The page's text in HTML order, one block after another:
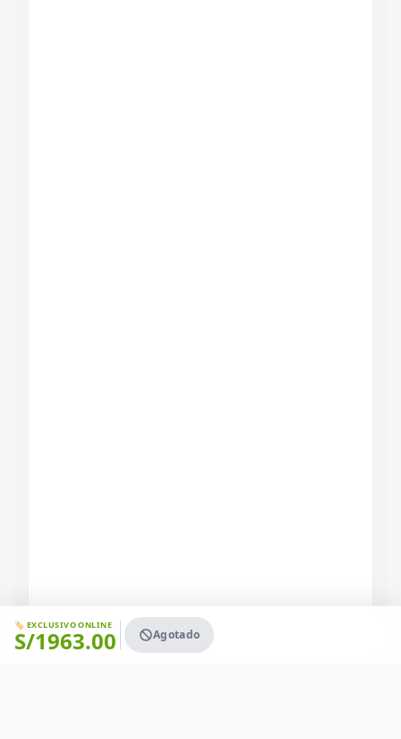
🏷️ EXCLUSIVO ONLINE
S/1963.00 Agotado